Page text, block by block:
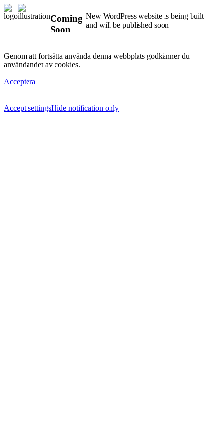
Coming
Soon
New WordPress website is being built
and will be published soon
Genom att fortsätta använda denna webbplats godkänner du
användandet av cookies.
Acceptera
Accept settingsHide notification only